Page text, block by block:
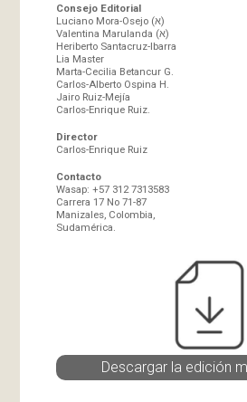
Consejo Editorial
Luciano Mora-Osejo (א)
Valentina Marulanda (א)
Heriberto Santacruz-Ibarra
Lia Master
Marta-Cecilia Betancur G.
Carlos-Alberto Ospina H.
Jairo Ruiz-Mejía
Carlos-Enrique Ruiz.
Director
Carlos-Enrique Ruiz
Contacto
Wasap: +57 312 7313583
Carrera 17 No 71-87
Manizales, Colombia,
Sudamérica.
Descargar la edición